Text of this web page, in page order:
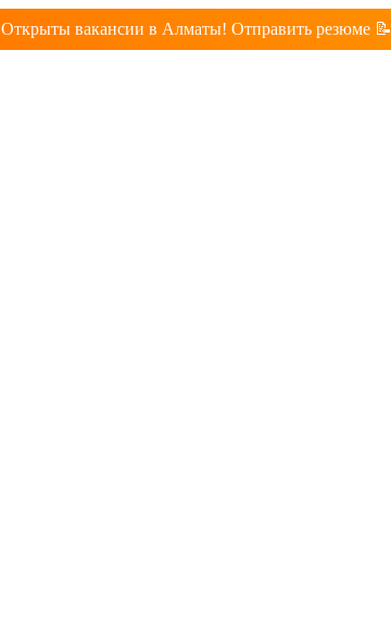
Открыты вакансии в Алматы! Отправить резюме 📝